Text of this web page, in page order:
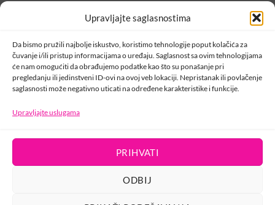
Upravljajte saglasnostima
Da bismo pružili najbolje iskustvo, koristimo tehnologije poput kolačića za
čuvanje i/ili pristup informacijama o uređaju. Saglasnost sa ovim tehnologijama
će nam omogućiti da obrađujemo podatke kao što su ponašanje pri
pregledanju ili jedinstveni ID-ovi na ovoj veb lokaciji. Nepristanak ili povlačenje
saglasnosti može negativno uticati na određene karakteristike i funkcije.
Upravljajte uslugama
PRIHVATI
ODBIJ
CN SAVJET: nanosite ih tako što pritisnete u ljepljiv sloj ili
korištenje Compact Base Gel, Elasty Hardener Gel,Compact
Base Pro.
Za dugotrajnost i postojanost koristite završni sjaj Cool top
KONTAKT